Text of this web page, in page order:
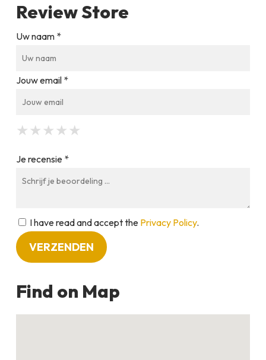
Review Store
Uw naam *
Jouw email *
★
★ ★
★ ★ ★
★ ★ ★ ★
★ ★ ★ ★ ★
Je recensie *
I have read and accept the Privacy Policy.
Find on Map